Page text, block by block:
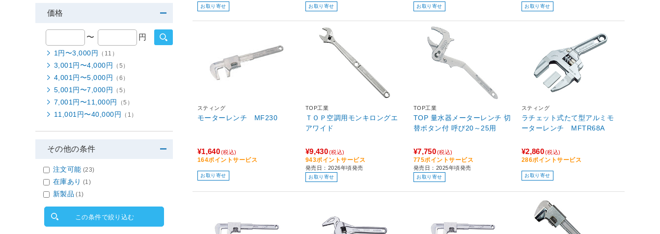
お取り寄せ お取り寄せ お取り寄せ お取り寄せ
スティング
モーターレンチ MF230
¥1,640(税込)
164ポイントサービス
お取り寄せ
TOP工業
ＴＯＰ空調用モンキロングエ
アワイド
¥9,430(税込)
943ポイントサービス
発売日：2026年頃発売
お取り寄せ
TOP工業
TOP 量水器メーターレンチ 切
替ボタン付 呼び20～25用
¥7,750(税込)
775ポイントサービス
発売日：2025年頃発売
お取り寄せ
スティング
ラチェット式たて型アルミモ
ーターレンチ MFTR68A
¥2,860(税込)
286ポイントサービス
お取り寄せ
価格
〜 円
1円〜3,000円 （11）
3,001円〜4,000円 （5）
4,001円〜5,000円 （6）
5,001円〜7,000円 （5）
7,001円〜11,000円 （5）
11,001円〜40,000円 （1）
その他の条件
注文可能 (23)
在庫あり (1)
新製品 (1)
この条件で絞り込む